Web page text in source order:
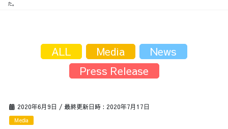
メンバー
サービス
た。
2020年6月9日 / 最終更新日時 : 2020年7月17日
Media
ALL Media
News
Press Release